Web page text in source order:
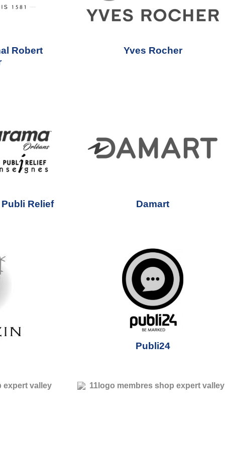
Robert
Yves Rocher
Relief Damart
Publi24